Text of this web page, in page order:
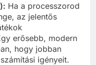
Ha a processzorod
az jelentős
erősebb, modern
hogy jobban
igényeit.